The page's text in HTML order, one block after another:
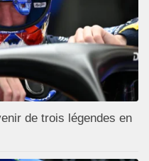
de trois légendes en